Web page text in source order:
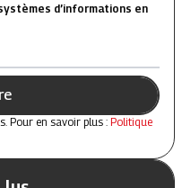
d’informations en
Pour en savoir plus : Politique